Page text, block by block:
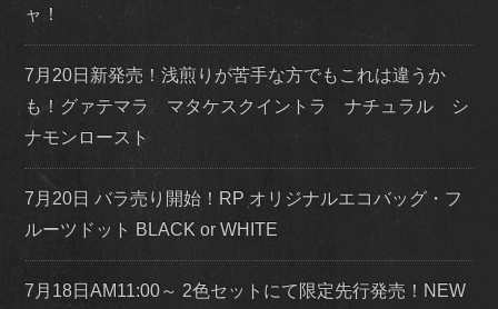
ャ！
7月20日新発売！浅煎りが苦手な方でもこれは違うか
も！グァテマラ マタケスクイントラ ナチュラル シ
ナモンロースト
7月20日 バラ売り開始！RP オリジナルエコバッグ・フ
ルーツドット BLACK or WHITE
7月18日AM11:00～ 2色セットにて限定先行発売！NEW